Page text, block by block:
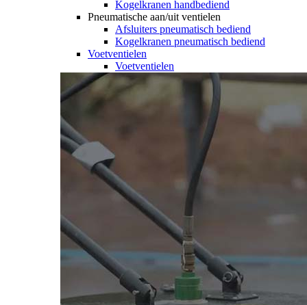
Kogelkranen handbediend
Pneumatische aan/uit ventielen
Afsluiters pneumatisch bediend
Kogelkranen pneumatisch bediend
Voetventielen
Voetventielen